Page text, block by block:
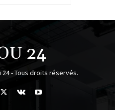
24
- Tous droits réservés.